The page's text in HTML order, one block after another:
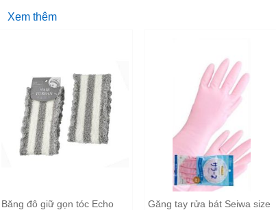
Xem thêm
Băng đô giữ gọn tóc Echo
Găng tay rửa bát Seiwa size